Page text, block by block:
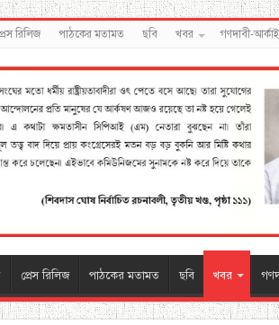
রিলিজ পাঠকের মতামত ছবি খবর গণদাবী-
প্রেস রিলিজ পাঠকের মতামত ছবি খবর